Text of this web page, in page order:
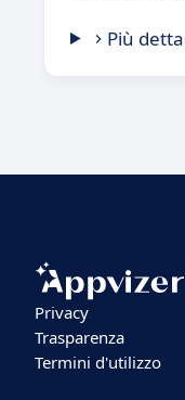
Più
Privacy
Trasparenza
Termini d'utilizzo